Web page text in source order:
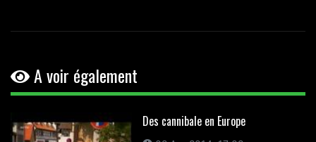
A voir également
Des cannibale en Europe